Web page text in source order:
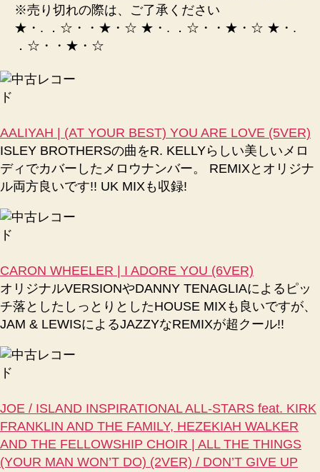
※売り切れの際は、ご了承ください
★・. ．☆・・★・☆ ★・. ．☆・・★・☆ ★・.
．☆・・★・☆
AALIYAH | (AT YOUR BEST) YOU ARE LOVE (5VER)
ISLEY BROTHERSの曲をR. KELLYらしい美しいメロ
ディでカバーしたメロウナンバー。 REMIXとオリジナ
ル両方良いです!! UK MIXも収録!
CARON WHEELER | I ADORE YOU (6VER)
オリジナルVERSIONやDANNY TENAGLIAによるピッ
チ落としたしっとりとしたHOUSE MIXも良いですが、
JAM & LEWISによるJAZZYなREMIXが超クール!!
JOE / ISLAND INSPIRATIONAL ALL-STARS feat. KIRK
FRANKLIN AND THE FAMILY, HEZEKIAH WALKER
AND THE FELLOWSHIP CHOIR | ALL THE THINGS
(YOUR MAN WON’T DO) (2VER) / DON’T GIVE UP